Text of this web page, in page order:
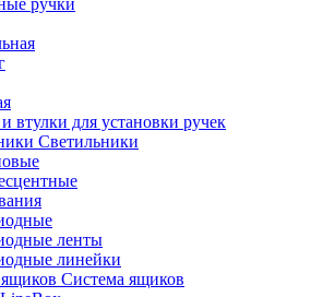
ручки
втулки для установки ручек
Светильники
ленты
линейки
Система ящиков